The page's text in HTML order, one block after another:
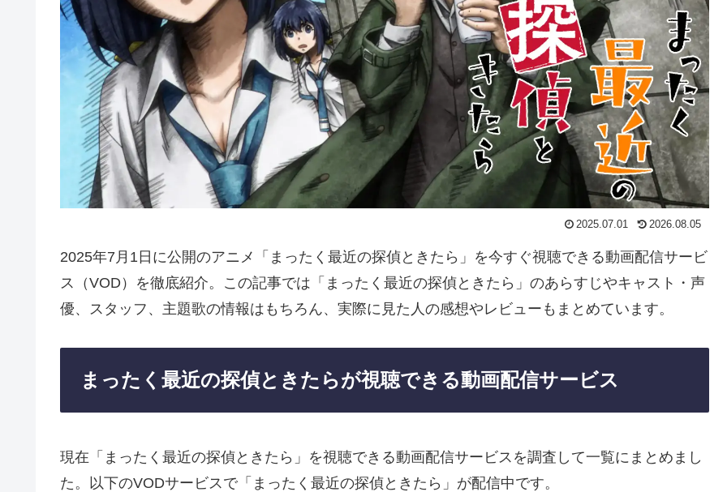
2025.07.01 2026.08.05
2025年7月1日に公開のアニメ「まったく最近の探偵ときたら」を今すぐ視聴できる動画配信サービ
ス（VOD）を徹底紹介。この記事では「まったく最近の探偵ときたら」のあらすじやキャスト・声
優、スタッフ、主題歌の情報はもちろん、実際に見た人の感想やレビューもまとめています。
まったく最近の探偵ときたらが視聴できる動画配信サービス
現在「まったく最近の探偵ときたら」を視聴できる動画配信サービスを調査して一覧にまとめまし
た。以下のVODサービスで「まったく最近の探偵ときたら」が配信中です。